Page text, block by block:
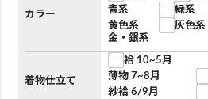
カラー
青系
緑系
黄色系
灰色系
金・銀系
着物仕立て
袷 10~5月
薄物 7~8月
紗袷 6/9月